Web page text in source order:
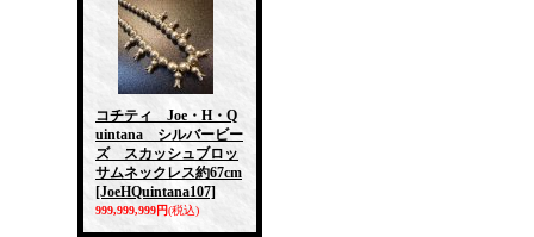
コチティ Joe・H・Q
uintana シルバービー
ズ スカッシュブロッ
サムネックレス約67cm
[JoeHQuintana107]
999,999,999円(税込)